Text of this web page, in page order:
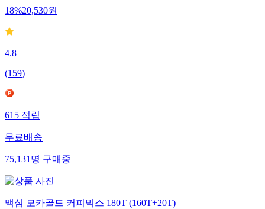
18%20,530원
4.8
(159)
615 적립
무료배송
75,131 명 구매중
맥심 모카골드 커피믹스 180T (160T+20T)